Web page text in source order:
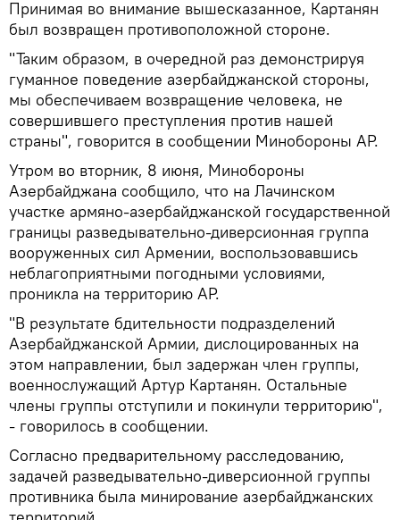
Принимая во внимание вышесказанное, Картанян
был возвращен противоположной стороне.
"Таким образом, в очередной раз демонстрируя
гуманное поведение азербайджанской стороны,
мы обеспечиваем возвращение человека, не
совершившего преступления против нашей
страны", говорится в сообщении Минобороны АР.
Утром во вторник, 8 июня, Минобороны
Азербайджана сообщило, что на Лачинском
участке армяно-азербайджанской государственной
границы разведывательно-диверсионная группа
вооруженных сил Армении, воспользовавшись
неблагоприятными погодными условиями,
проникла на территорию АР.
"В результате бдительности подразделений
Азербайджанской Армии, дислоцированных на
этом направлении, был задержан член группы,
военнослужащий Артур Картанян. Остальные
члены группы отступили и покинули территорию",
- говорилось в сообщении.
Согласно предварительному расследованию,
задачей разведывательно-диверсионной группы
противника была минирование азербайджанских